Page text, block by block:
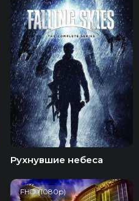
Рухнувшие небеса
FHD (1080p)